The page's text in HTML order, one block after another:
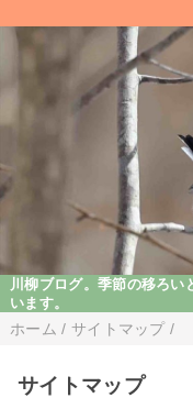
川柳ブログ。季節の移ろい
います。
ホーム / サイトマップ /
サイトマップ